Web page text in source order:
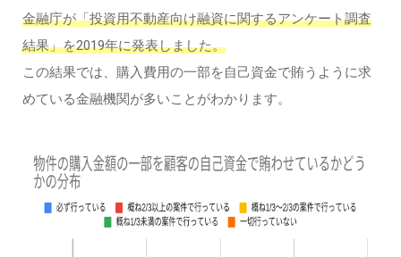
金融庁が「投資用不動産向け融資に関するアンケート調査
結果」を2019年に発表しました。
この結果では、購入費用の一部を自己資金で賄うように求
めている金融機関が多いことがわかります。